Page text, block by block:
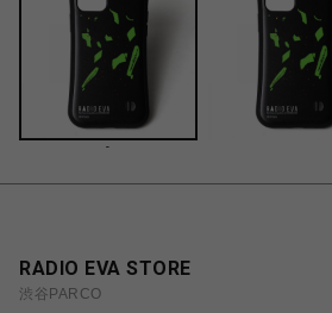
-
RADIO EVA STORE
渋谷PARCO